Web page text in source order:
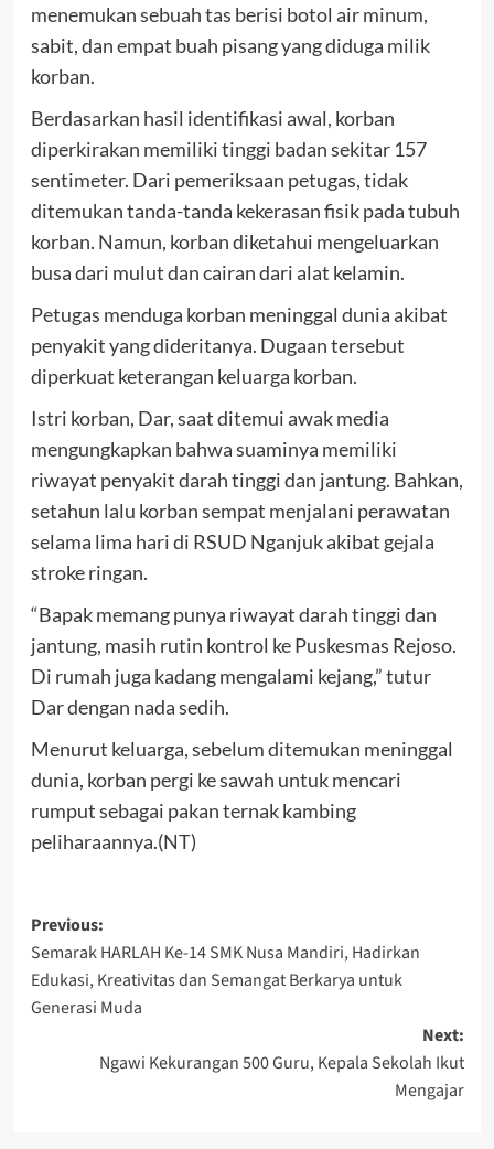
menemukan sebuah tas berisi botol air minum,
sabit, dan empat buah pisang yang diduga milik
korban.
Berdasarkan hasil identifikasi awal, korban
diperkirakan memiliki tinggi badan sekitar 157
sentimeter. Dari pemeriksaan petugas, tidak
ditemukan tanda-tanda kekerasan fisik pada tubuh
korban. Namun, korban diketahui mengeluarkan
busa dari mulut dan cairan dari alat kelamin.
Petugas menduga korban meninggal dunia akibat
penyakit yang dideritanya. Dugaan tersebut
diperkuat keterangan keluarga korban.
Istri korban, Dar, saat ditemui awak media
mengungkapkan bahwa suaminya memiliki
riwayat penyakit darah tinggi dan jantung. Bahkan,
setahun lalu korban sempat menjalani perawatan
selama lima hari di RSUD Nganjuk akibat gejala
stroke ringan.
“Bapak memang punya riwayat darah tinggi dan
jantung, masih rutin kontrol ke Puskesmas Rejoso.
Di rumah juga kadang mengalami kejang,” tutur
Dar dengan nada sedih.
Menurut keluarga, sebelum ditemukan meninggal
dunia, korban pergi ke sawah untuk mencari
rumput sebagai pakan ternak kambing
peliharaannya.(NT)
Post
navigation
Previous:
Semarak HARLAH Ke-14 SMK Nusa Mandiri, Hadirkan
Edukasi, Kreativitas dan Semangat Berkarya untuk
Generasi Muda
Next:
Ngawi Kekurangan 500 Guru, Kepala Sekolah Ikut
Mengajar